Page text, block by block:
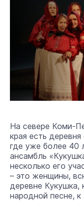
На севере Коми-
края есть
где уже более 40
ансамбль
несколько его
– это женщины,
деревне Кукушка,
народной песне,